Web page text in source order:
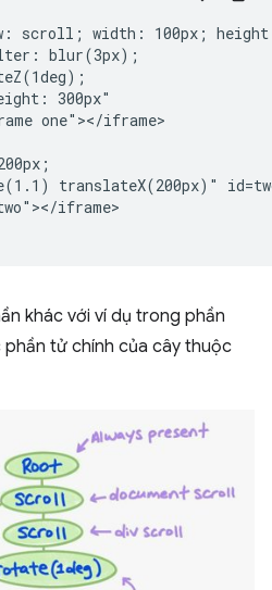
scroll; width: 100px;
blur(3px);
300px"
one"></iframe>
translateX(200px)"
iframe>
khác với ví dụ trong phần
phần tử chính của cây thuộc